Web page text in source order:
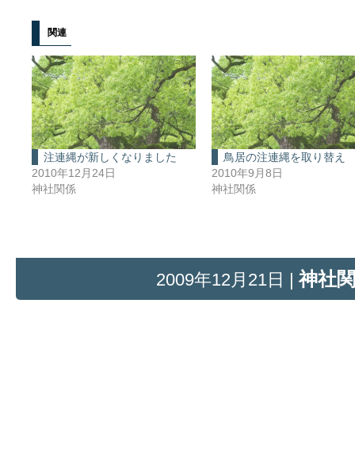
関連
注連縄が新しくなりました
2010年12月24日
神社関係
鳥居の注連縄を取り替え
2010年9月8日
神社関係
2009年12月21日 |神社